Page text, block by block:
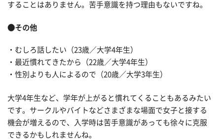
することはありません。苦手意識を持つ理由もないですね。
●その他
・むしろ話したい（23歳／大学4年生）
・最近慣れてきたから（22歳／大学4年生）
・性別よりも人によるので（20歳／大学3年生）
大学4年生など、学年が上がると慣れてくることもあるみたい
です。サークルやバイトなどさまざまな場面で女子と接する
機会が増えるので、入学時は苦手意識があっても徐々に克服
できるかもしれませんね。